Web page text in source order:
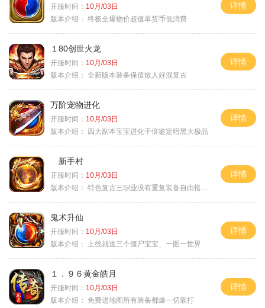
开服时间： 10月/03日
版本介绍： 终极全爆物价超值单货币低消费
详情
１80创世火龙
开服时间： 10月/03日
版本介绍： 全新版本装备保值散人好混复古
详情
万阶宠物进化
开服时间： 10月/03日
版本介绍：
四大副本宝宝进化千倍鉴定暗黑大极品
详情
新手村
开服时间： 10月/03日
版本介绍： 特色复古三职业没有重复装备自由搭配私
详情
鬼术升仙
开服时间： 10月/03日
版本介绍：
上线就送三个僵尸宝宝、一图一世界
详情
１．９６黄金皓月
开服时间： 10月/03日
版本介绍： 免费进地图所有装备都爆一切靠打
详情